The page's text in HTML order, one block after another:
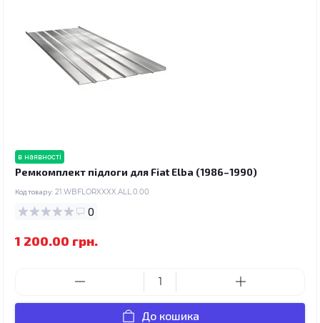
в наявності
Ремкомплект підлоги для Fiat Elba (1986–1990)
Код товару: 21.WBFLORXXXX.ALL.0.00
0
1 200.00 грн.
До кошика